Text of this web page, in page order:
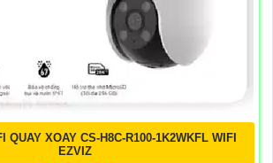
QUAY XOAY CS-H8C-R100-1K2WKFL WIFI
EZVIZ